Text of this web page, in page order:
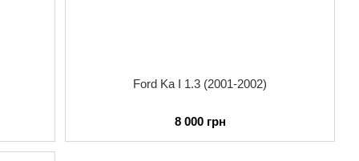
Ford Ka I 1.3 (2001-2002)
8 000 грн